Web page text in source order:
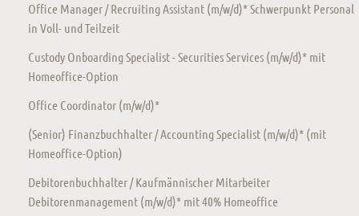
Office Manager / Recruiting Assistant (m/w/d)* Schwerpunkt Personal
in Voll- und Teilzeit
Custody Onboarding Specialist - Securities Services (m/w/d)* mit
Homeoffice-Option
Office Coordinator (m/w/d)*
(Senior) Finanzbuchhalter / Accounting Specialist (m/w/d)* (mit
Homeoffice-Option)
Debitorenbuchhalter / Kaufmännischer Mitarbeiter
Debitorenmanagement (m/w/d)* mit 40% Homeoffice